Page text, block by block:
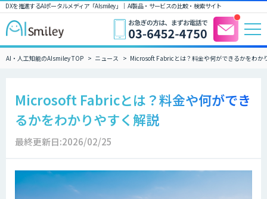
DXを推進するAIポータルメディア「AIsmiley」｜ AI製品・サービスの比較・検索サイト
AI・人工知能のAIsmiley TOP ニュース Microsoft Fabricとは？料金や何ができるかをわか
Microsoft Fabricとは？料金や何ができ
るかをわかりやすく解説
最終更新日:2026/02/25